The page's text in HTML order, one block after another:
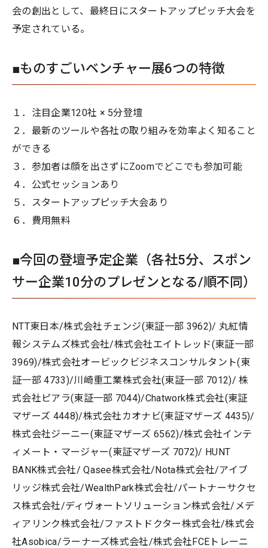
会の創出として、最終日にスタートアップピッチ大会を
予定されている。
■ものすごいベンチャー展6つの特徴
１．注目企業120社 × 5分登壇
２．最新のツールや各社の取り組みを効率よく知ること
ができる
３．参加者は顔を出さずにZoomでどこでも参加可能
４．公式セッションあり
５．スタートアップピッチ大会あり
６．費用無料
■今回の登壇予定企業（各社5分、スポン
サー企業10分のプレゼンとなる/順不同）
NTT東日本/株式会社チェンジ(東証一部 3962)/ 丸紅情
報システムズ株式会社/株式会社エイトレッド(東証一部
3969)/株式会社オービックビジネスコンサルタント(東
証一部 4733)/川崎重工業株式会社(東証一部 7012)/ 株
式会社ピアラ(東証一部 7044)/Chatwork株式会社(東証
マザーズ 4448)/株式会社カオナビ(東証マザーズ 4435)/
株式会社ジーニー(東証マザーズ 6562)/株式会社インテ
ィメート・マージャー(東証マザーズ 7072)/ HUNT
BANK株式会社/ Qasee株式会社/Nota株式会社/アイブ
リッジ株式会社/WealthPark株式会社/パートナーサクセ
ス株式会社/ディヴォートソリューション株式会社/メデ
ィアリンク株式会社/ファストドクター株式会社/株式会
社Asobica/ラーナーズ株式会社/株式会社FCEトレーニ